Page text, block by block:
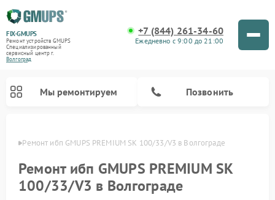
FIX-GMUPS
Ремонт устройств GMUPS
Специализированный
cервисный центр г.
Волгоград
+7 (844) 261-34-60
Ежедневно с 9:00 до 21:00
Мы ремонтируем Позвонить
Ремонт ибп GMUPS PREMIUM SK 100/33/V3 в Волгограде
Ремонт ибп GMUPS PREMIUM SK
100/33/V3 в Волгограде